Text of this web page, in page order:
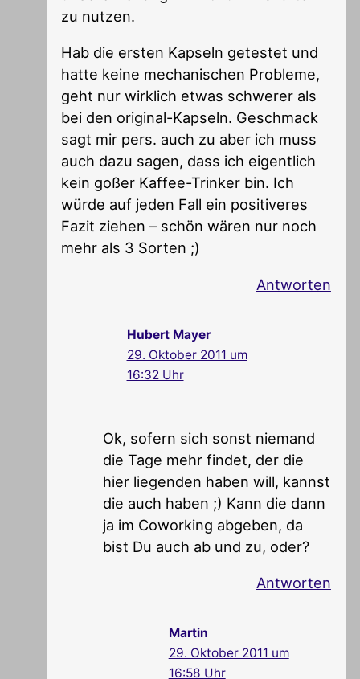
zu nutzen.
Hab die ersten Kapseln getestet und
hatte keine mechanischen Probleme,
geht nur wirklich etwas schwerer als
bei den original-Kapseln. Geschmack
sagt mir pers. auch zu aber ich muss
auch dazu sagen, dass ich eigentlich
kein goßer Kaffee-Trinker bin. Ich
würde auf jeden Fall ein positiveres
Fazit ziehen – schön wären nur noch
mehr als 3 Sorten ;)
Antworten
Hubert Mayer
29. Oktober 2011 um
16:32 Uhr
Ok, sofern sich sonst niemand
die Tage mehr findet, der die
hier liegenden haben will, kannst
die auch haben ;) Kann die dann
ja im Coworking abgeben, da
bist Du auch ab und zu, oder?
Antworten
Martin
29. Oktober 2011 um
16:58 Uhr